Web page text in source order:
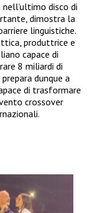
disco di
dimostra la
linguistiche.
produttrice e
capace di
8 miliardi di
dunque a
di trasformare
crossover